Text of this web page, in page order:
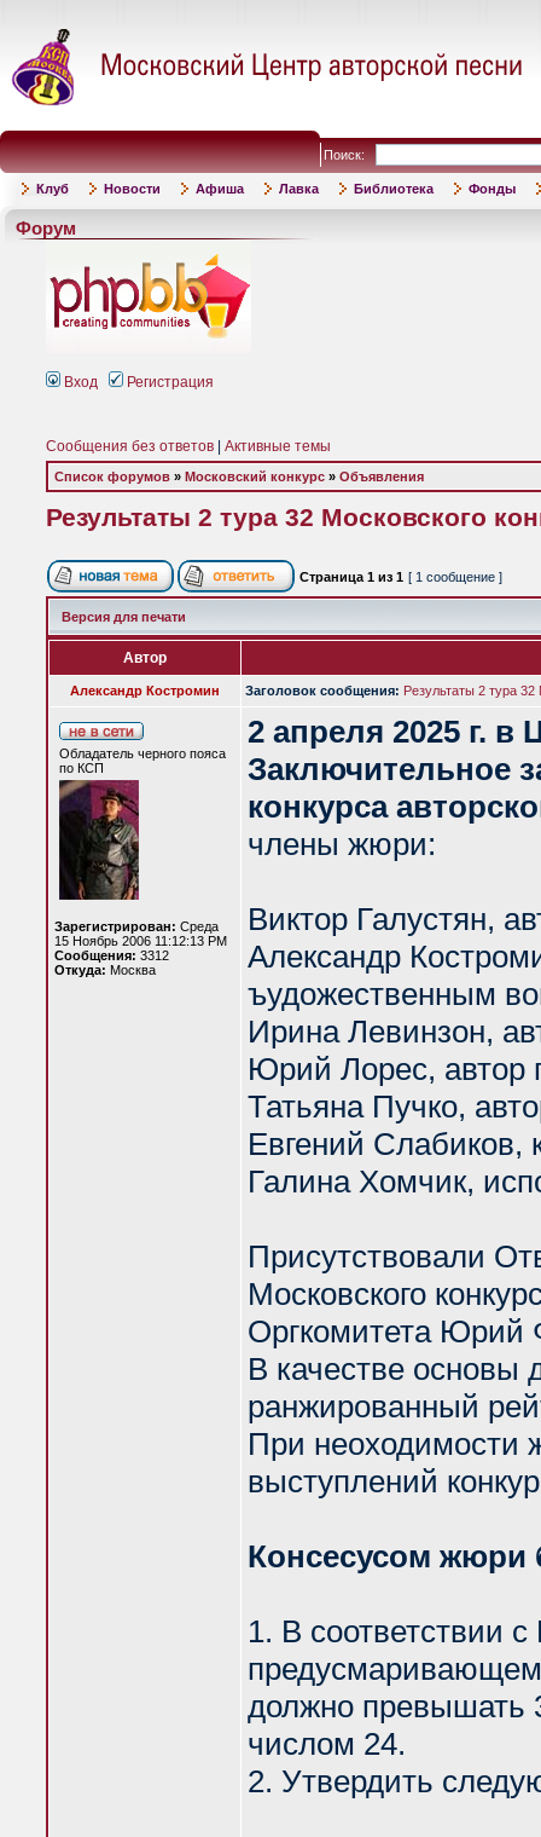
Поиск:
Клуб Новости Афиша Лавка Библиотека Фонды
Форум
Вход Регистрация
Сообщения без ответов Активные темы
Список форумов » Московский конкурс » Объявления
Результаты 2 тура 32 Московского
Страница 1 из 1 [ 1 сообщение ]
Версия для печати
Автор
Александр Костромин Заголовок сообщения: Результаты 2 тура
Обладатель черного пояса
по КСП
Зарегистрирован: Среда
15 Ноябрь 2006 11:12:13 PM
Сообщения: 3312
Откуда: Москва
2 апреля 2025 г. в
Заключительное
конкурса
члены жюри:
Виктор Галустян,
Александр
ъудожественным
Ирина Левинзон,
Юрий Лорес, автор
Татьяна Пучко,
Евгений Слабиков,
Галина Хомчик,
Присутствовали
Московского
Оргкомитета Юрий
В качестве основы
ранжированный
При неоходимости
выступлений
Консесусом
1. В соответствии
должно превышать
числом 24.
2. Утвердить